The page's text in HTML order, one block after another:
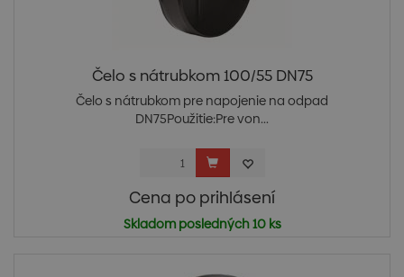
Čelo s nátrubkom 100/55 DN75
Čelo s nátrubkom pre napojenie na odpad
DN75Použitie:Pre von...
Cena po prihlásení
Skladom posledných 10 ks